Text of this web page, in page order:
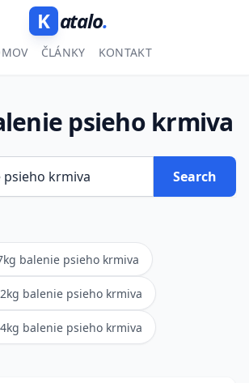
K atalo.
ČLÁNKY KONTAKT
psieho krmiva
Search
balenie psieho krmiva
balenie psieho krmiva
balenie psieho krmiva